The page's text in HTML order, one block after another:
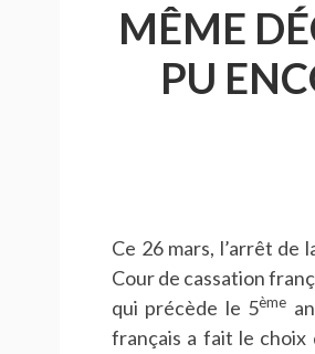
MÊME
PU
Ce 26 mars, l’arrêt
Cour de cassation
qui précède le 5ème
français a fait le choix